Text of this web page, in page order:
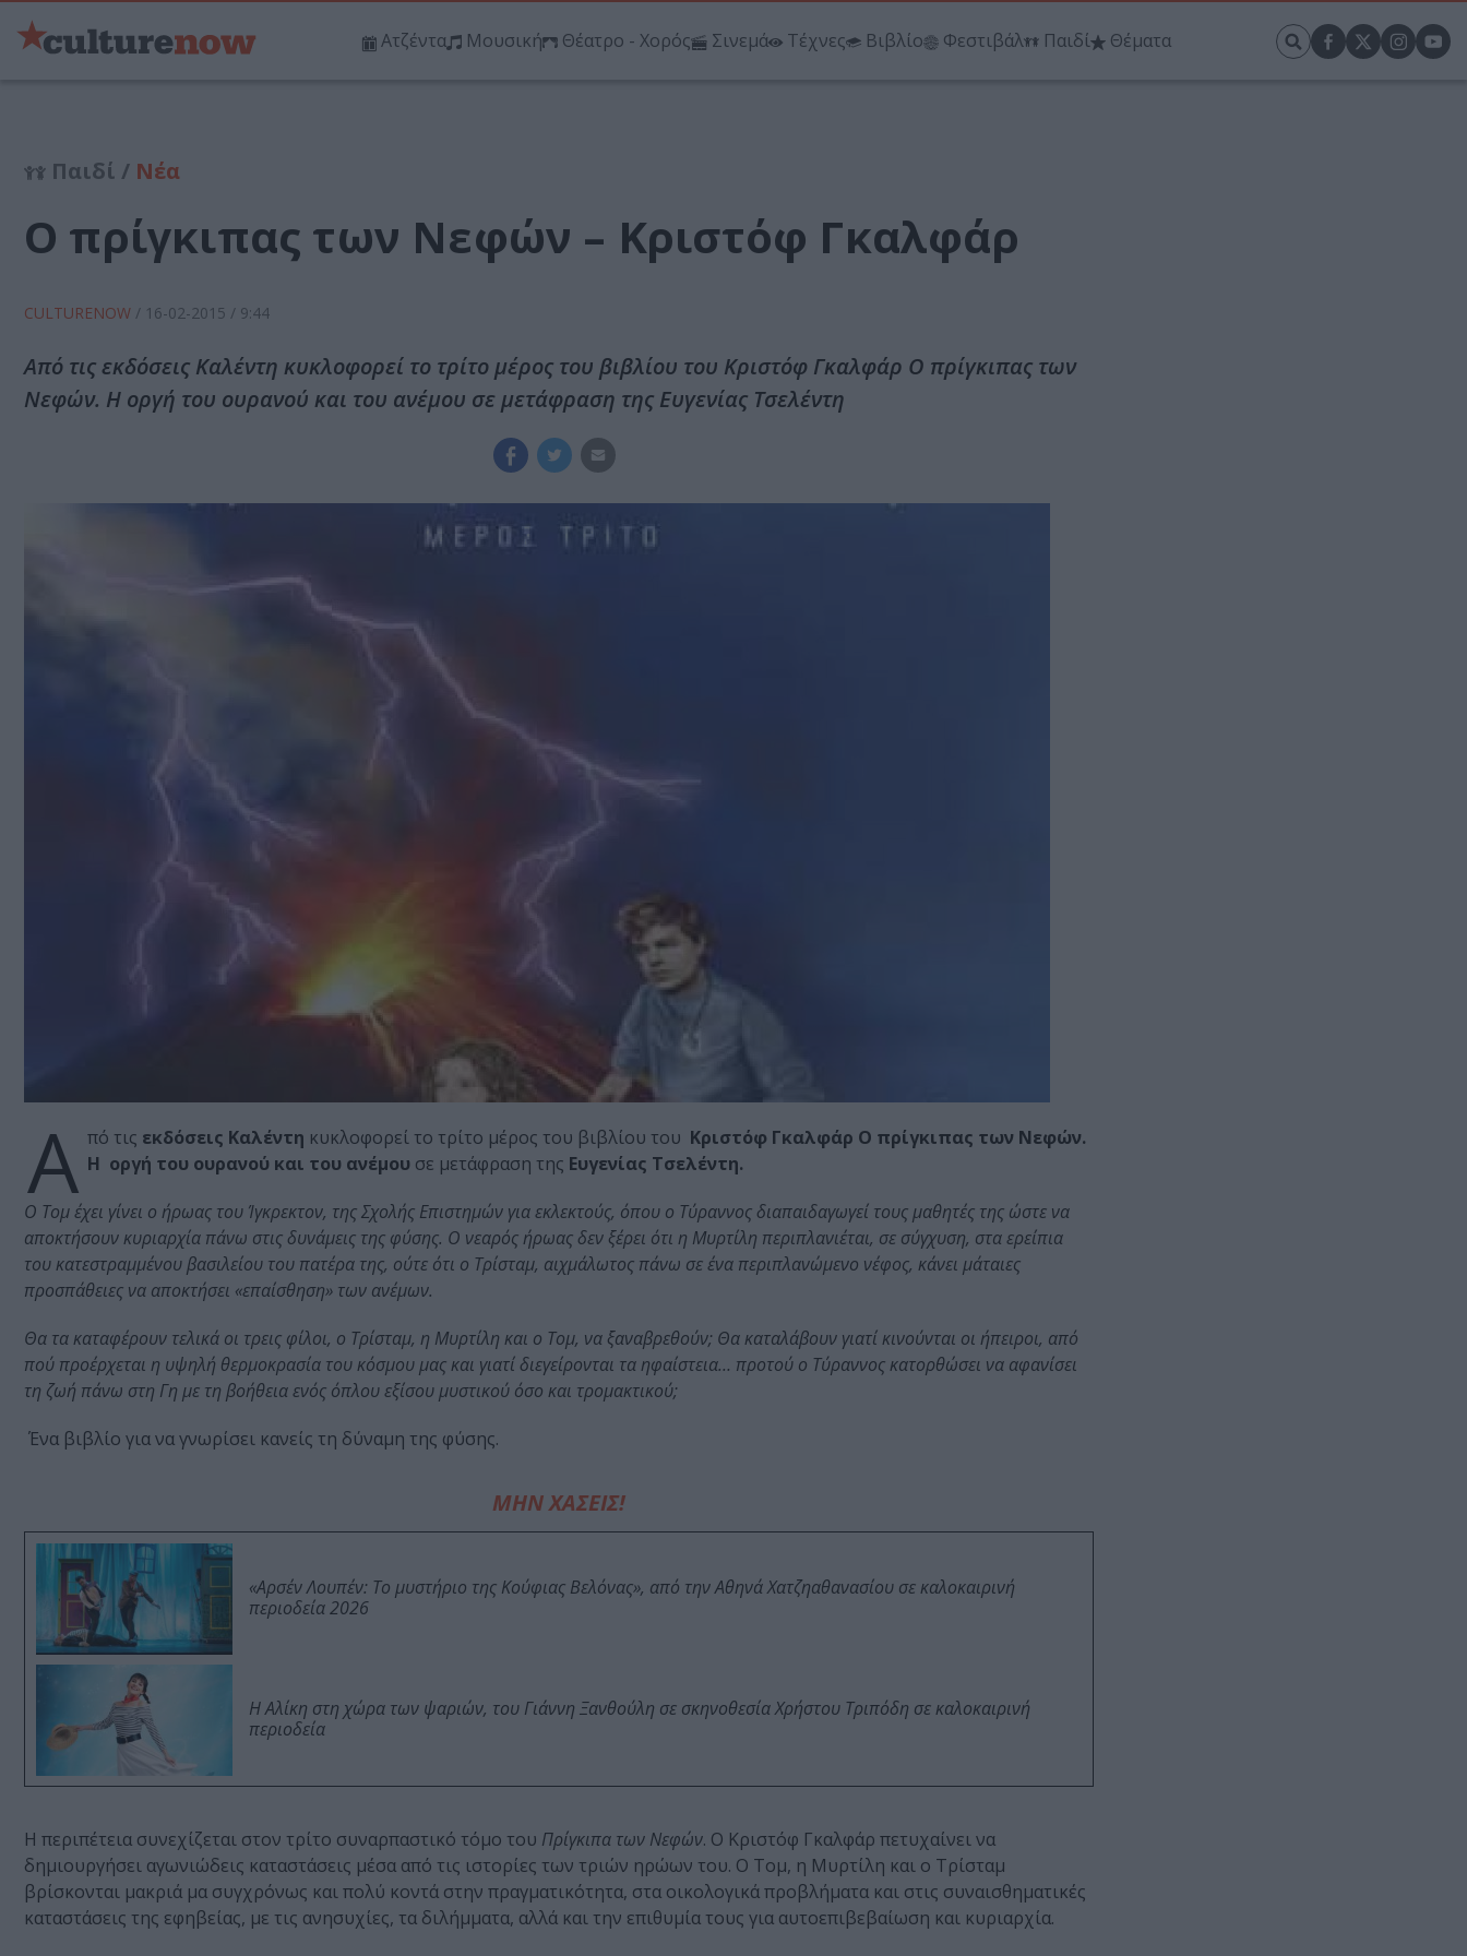
Ατζέντα Μουσική Θέατρο - Χορός Σινεμά Τέχνες Βιβλίο Φεστιβάλ Παιδί Θέματα
Παιδί / Νέα
Ο πρίγκιπας των Νεφών – Κριστόφ Γκαλφάρ
CULTURENOW / 16-02-2015 / 9:44
Από τις εκδόσεις Καλέντη κυκλοφορεί το τρίτο μέρος του βιβλίου του Κριστόφ Γκαλφάρ Ο πρίγκιπας των
Νεφών. Η οργή του ουρανού και του ανέμου σε μετάφραση της Ευγενίας Τσελέντη
Α πό τις εκδόσεις Καλέντη κυκλοφορεί το τρίτο μέρος του βιβλίου του Κριστόφ Γκαλφάρ Ο πρίγκιπας των Νεφών.
Η οργή του ουρανού και του ανέμου σε μετάφραση της Ευγενίας Τσελέντη.
Ο Τομ έχει γίνει ο ήρωας του Ίγκρεκτον, της Σχολής Επιστημών για εκλεκτούς, όπου ο Τύραννος διαπαιδαγωγεί τους μαθητές της ώστε να
αποκτήσουν κυριαρχία πάνω στις δυνάμεις της φύσης. Ο νεαρός ήρωας δεν ξέρει ότι η Μυρτίλη περιπλανιέται, σε σύγχυση, στα ερείπια
του κατεστραμμένου βασιλείου του πατέρα της, ούτε ότι ο Τρίσταμ, αιχμάλωτος πάνω σε ένα περιπλανώμενο νέφος, κάνει μάταιες
προσπάθειες να αποκτήσει «επαίσθηση» των ανέμων.
Θα τα καταφέρουν τελικά οι τρεις φίλοι, ο Τρίσταμ, η Μυρτίλη και ο Τομ, να ξαναβρεθούν; Θα καταλάβουν γιατί κινούνται οι ήπειροι, από
πού προέρχεται η υψηλή θερμοκρασία του κόσμου μας και γιατί διεγείρονται τα ηφαίστεια… προτού ο Τύραννος κατορθώσει να αφανίσει
τη ζωή πάνω στη Γη με τη βοήθεια ενός όπλου εξίσου μυστικού όσο και τρομακτικού;
Ένα βιβλίο για να γνωρίσει κανείς τη δύναμη της φύσης.
ΜΗΝ ΧΑΣΕΙΣ!
«Αρσέν Λουπέν: Το μυστήριο της Κούφιας Βελόνας», από την Αθηνά Χατζηαθανασίου σε καλοκαιρινή
περιοδεία 2026
Η Αλίκη στη χώρα των ψαριών, του Γιάννη Ξανθούλη σε σκηνοθεσία Χρήστου Τριπόδη σε καλοκαιρινή
περιοδεία
Η περιπέτεια συνεχίζεται στον τρίτο συναρπαστικό τόμο του Πρίγκιπα των Νεφών. Ο Κριστόφ Γκαλφάρ πετυχαίνει να
δημιουργήσει αγωνιώδεις καταστάσεις μέσα από τις ιστορίες των τριών ηρώων του. O Τομ, η Μυρτίλη και o Τρίσταμ
βρίσκονται μακριά μα συγχρόνως και πολύ κοντά στην πραγματικότητα, στα οικολογικά προβλήματα και στις συναισθηματικές
καταστάσεις της εφηβείας, με τις ανησυχίες, τα διλήμματα, αλλά και την επιθυμία τους για αυτοεπιβεβαίωση και κυριαρχία.